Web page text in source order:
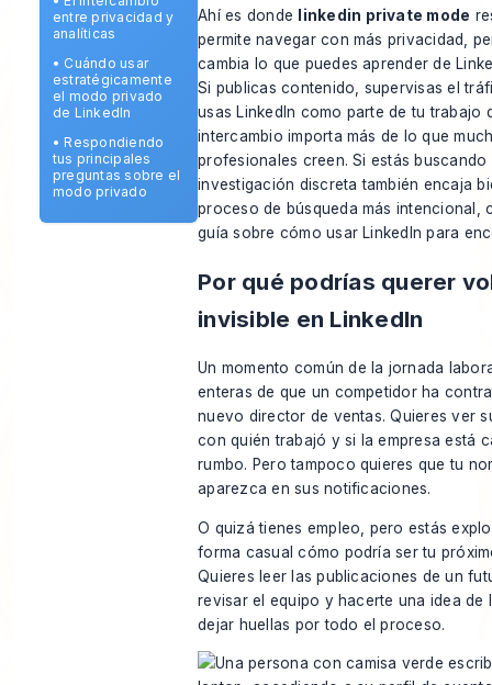
entre privacidad y
analíticas
• Cuándo usar
estratégicamente
el modo privado
de LinkedIn
• Respondiendo
tus principales
preguntas sobre el
modo privado
Ahí es donde linkedin private mode
permite navegar con más privacidad,
cambia lo que puedes aprender de
Si publicas contenido, supervisas el
usas LinkedIn como parte de tu trabajo
intercambio importa más de lo que
profesionales creen. Si estás buscando
investigación discreta también encaja
proceso de búsqueda más intencional,
guía sobre cómo usar LinkedIn para
Por qué podrías querer
invisible en LinkedIn
Un momento común de la jornada
enteras de que un competidor ha
nuevo director de ventas. Quieres ver
con quién trabajó y si la empresa está
rumbo. Pero tampoco quieres que tu
aparezca en sus notificaciones.
O quizá tienes empleo, pero estás
forma casual cómo podría ser tu
Quieres leer las publicaciones de un
revisar el equipo y hacerte una idea de
dejar huellas por todo el proceso.